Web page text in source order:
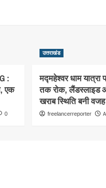
:
एक
0
उत्तराखंड
मद्महेश्वर धाम
तक रोक, लैंडस्लाइड
खराब स्थिति बनी वजह
freelancerreporter